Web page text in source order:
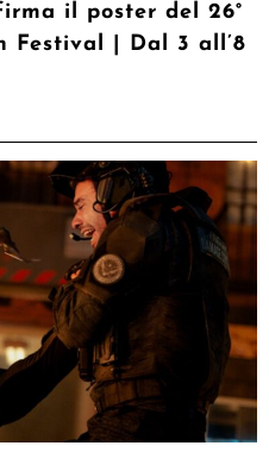
il poster del 26°
Festival | Dal 3 all’8